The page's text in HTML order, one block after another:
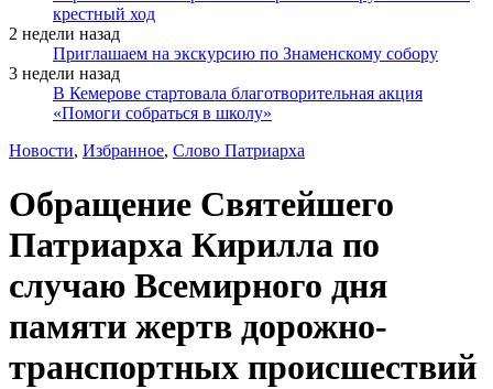
крестный ход
2 недели назад
Приглашаем на экскурсию по Знаменскому собору
3 недели назад
В Кемерове стартовала благотворительная акция
«Помоги собраться в школу»
Новости, Избранное, Слово Патриарха
Обращение Святейшего
Патриарха Кирилла по
случаю Всемирного дня
памяти жертв дорожно-
транспортных происшествий